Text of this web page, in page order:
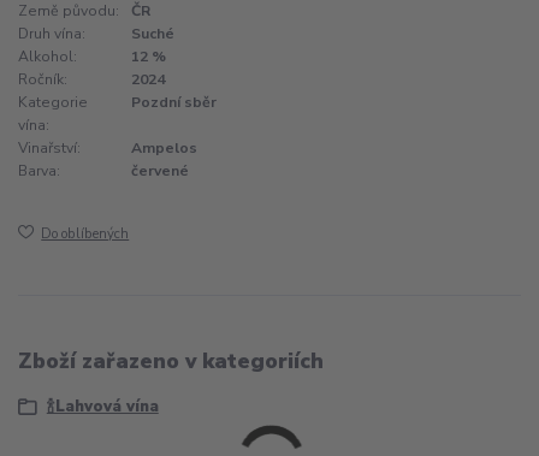
Země původu:
ČR
Druh vína:
Suché
Alkohol:
12 %
Ročník:
2024
Kategorie
vína:
Pozdní sběr
Vinařství:
Ampelos
Barva:
červené
Do oblíbených
Zboží zařazeno v kategoriích
🍾Lahvová vína